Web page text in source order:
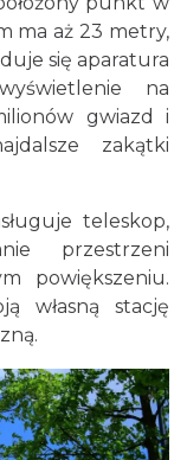
ma aż 23 metry,
się aparatura
na
gwiazd i
zakątki
teleskop,
przestrzeni
powiększeniu.
własną stację